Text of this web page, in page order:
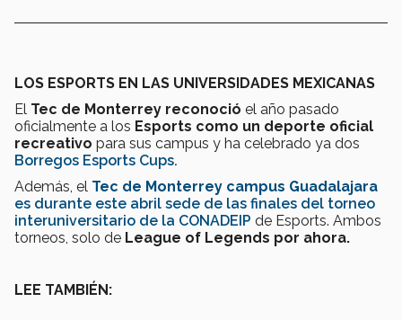
LOS ESPORTS EN LAS UNIVERSIDADES MEXICANAS
El Tec de Monterrey reconoció el año pasado
oficialmente a los Esports como un deporte oficial
recreativo para sus campus y ha celebrado ya dos
Borregos Esports Cups.
Además, el Tec de Monterrey campus Guadalajara
es durante este abril sede de las finales del torneo
interuniversitario de la CONADEIP de Esports. Ambos
torneos, solo de League of Legends por ahora.
LEE TAMBIÉN: